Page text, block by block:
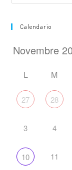
Calendario
L M
27 28
3 4
10 11